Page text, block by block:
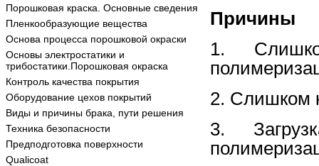
Порошковая краска. Основные сведения
Пленкообразующие вещества
Основа процесса порошковой окраски
Основы электростатики и
трибостатики.Порошковая окраска
Контроль качества покрытия
Оборудование цехов покрытий
Виды и причины брака, пути решения
Техника безопасности
Предподготовка поверхности
Qualicoat
Причины
1.
2. Слишком
3.